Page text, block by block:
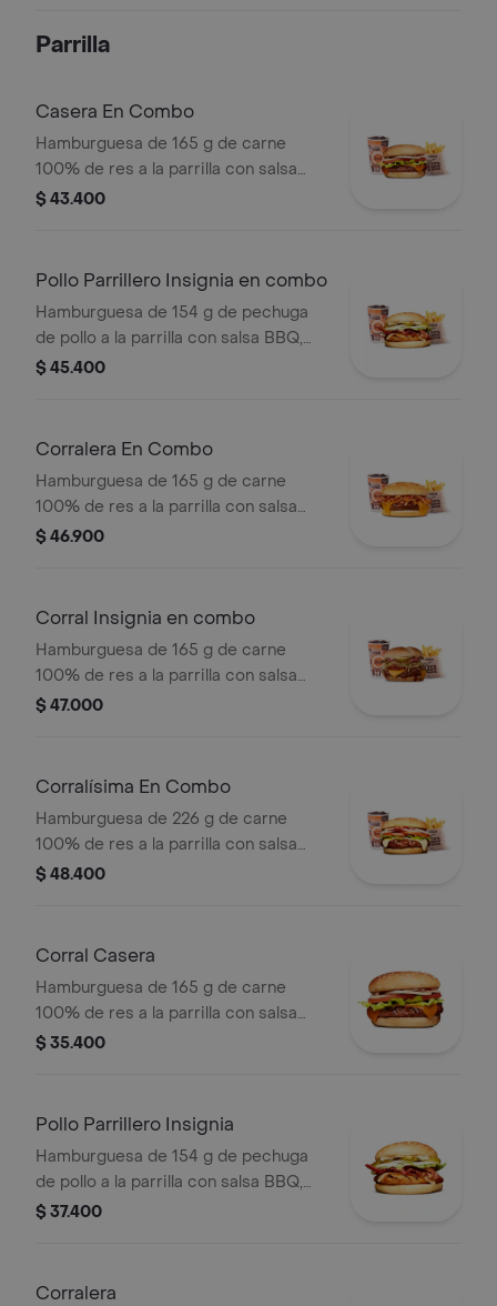
tomate y mostaza en pan papa
Parrilla
Casera En Combo
Hamburguesa de 165 g de carne
100% de res a la parrilla con salsa
bbq, queso americano, cebolla,
cascos) + bebida
$ 43.400
Pollo Parrillero Insignia en combo
Hamburguesa de 154 g de pechuga
de pollo a la parrilla con salsa BBQ,
tocineta, una tajada de queso tipo
pan papa + papas medianas (Corral o
$ 45.400
Corralera En Combo
Hamburguesa de 165 g de carne
100% de res a la parrilla con salsa
bbq, tocineta, queso americano,
bebida pet
$ 46.900
Corral Insignia en combo
Hamburguesa de 165 g de carne
100% de res a la parrilla con salsa
BBQ, tocineta, queso americano,
mostaza en pan papa + papas Corral
$ 47.000
Corralísima En Combo
Hamburguesa de 226 g de carne
100% de res a la parrilla con salsa
bbq, queso mozzarella, tomate,
pet
$ 48.400
Corral Casera
Hamburguesa de 165 g de carne
100% de res a la parrilla con salsa
bbq, queso americano, cebolla en
$ 35.400
Pollo Parrillero Insignia
Hamburguesa de 154 g de pechuga
de pollo a la parrilla con salsa BBQ,
tocineta, una tajada de queso tipo
pan papa
$ 37.400
Corralera